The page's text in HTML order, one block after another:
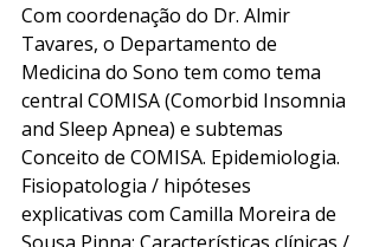
Com coordenação do Dr. Almir
Tavares, o Departamento de
Medicina do Sono tem como tema
central COMISA (Comorbid Insomnia
and Sleep Apnea) e subtemas
Conceito de COMISA. Epidemiologia.
Fisiopatologia / hipóteses
explicativas com Camilla Moreira de